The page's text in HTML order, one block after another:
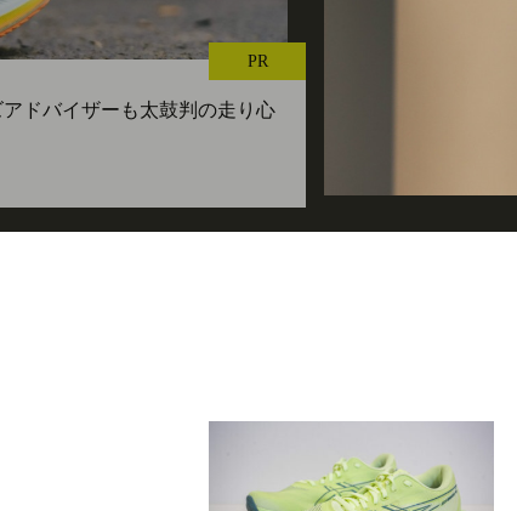
PR
ドバイザーも太鼓判の走り心